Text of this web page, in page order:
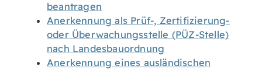
beantragen
Anerkennung als Prüf-, Zertifizierung-
oder Überwachungsstelle (PÜZ-Stelle)
nach Landesbauordnung
Anerkennung eines ausländischen